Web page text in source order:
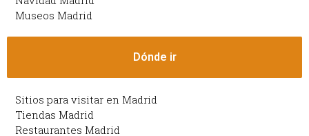
Museos Madrid
Dónde ir
Sitios para visitar en Madrid
Tiendas Madrid
Restaurantes Madrid